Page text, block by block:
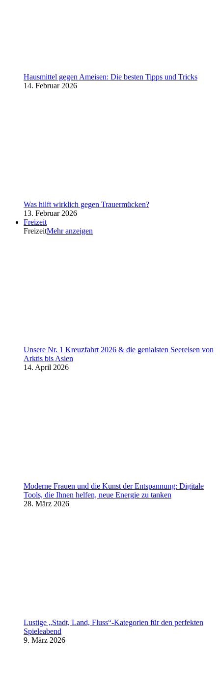
Hausmittel gegen Ameisen: Die besten Tipps und Tricks
14. Februar 2026
Was hilft wirklich gegen Trauermücken?
13. Februar 2026
Freizeit
FreizeitMehr anzeigen
Unsere Nr. 1 Kreuzfahrt 2026 & die genialsten Seereisen von
Arktis bis Asien
14. April 2026
Moderne Frauen und die Kunst der Entspannung: Digitale
Tools, die Ihnen helfen, neue Energie zu tanken
28. März 2026
Lustige „Stadt, Land, Fluss“-Kategorien für den perfekten
Spieleabend
9. März 2026